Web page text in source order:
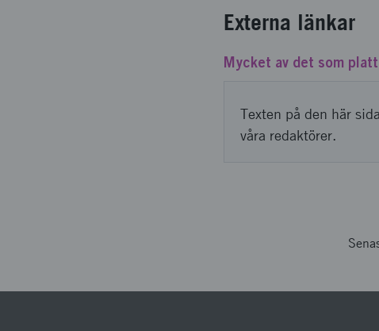
Externa länkar
Mycket av det som
Texten på den här
våra redaktörer.